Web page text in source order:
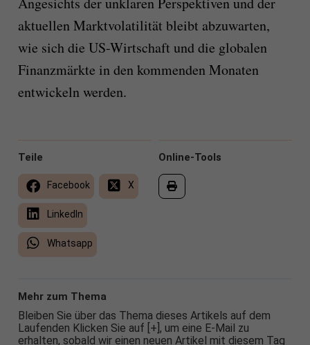
aktuellen Marktvolatilität bleibt abzuwarten,
wie sich die US-Wirtschaft und die globalen
Finanzmärkte in den kommenden Monaten
entwickeln werden.
Online-Tools
Teile
Facebook X
LinkedIn
Whatsapp
Mehr zum Thema
Bleiben Sie über das Thema dieses Artikels auf dem
Laufenden Klicken Sie auf [+], um eine E-Mail zu
erhalten, sobald wir einen neuen Artikel mit diesem Tag